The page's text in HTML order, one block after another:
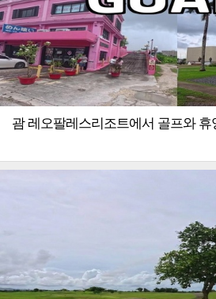
괌 레오팔레스리조트에서 골프와 휴